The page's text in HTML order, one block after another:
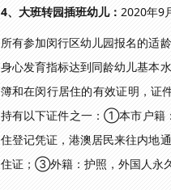
4、大班转园插班幼儿： 2020年9
所有参加闵行区幼儿园报名的适
身心发育指标达到同龄幼儿基本
簿和在闵行居住的有效证明，证
持有以下证件之一：①本市户籍
住登记凭证，港澳居民来往内地
住证；③外籍：护照，外国人永